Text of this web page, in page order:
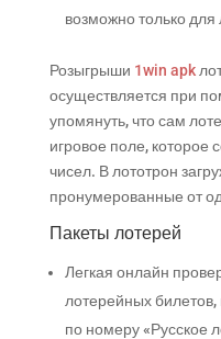
возможно только
Розыгрыши 1win apk
осуществляется при
упомянуть, что сам
игровое поле, которое
чисел. В лототрон
пронумерованные от
Пакеты лотерей
Легкая онлайн
лотерейных
по номеру «Русское